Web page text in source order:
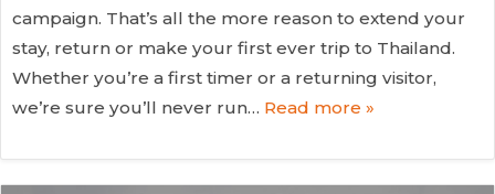
campaign. That’s all the more reason to extend your
stay, return or make your first ever trip to Thailand.
Whether you’re a first timer or a returning visitor,
we’re sure you’ll never run… Read more »